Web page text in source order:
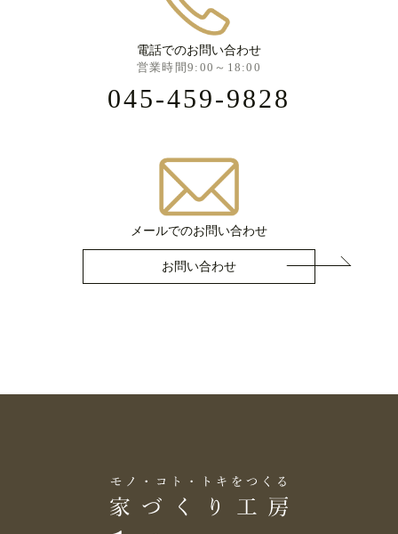
電話でのお問い合わせ
営業時間9:00～18:00
045-459-9828
メールでのお問い合わせ
お問い合わせ